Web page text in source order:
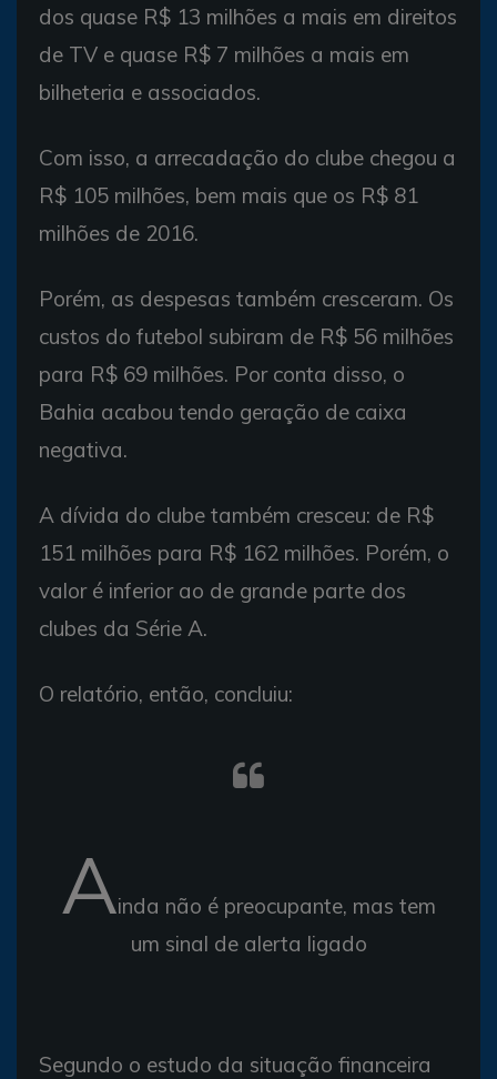
dos quase R$ 13 milhões a mais em direitos
de TV e quase R$ 7 milhões a mais em
bilheteria e associados.
Com isso, a arrecadação do clube chegou a
R$ 105 milhões, bem mais que os R$ 81
milhões de 2016.
Porém, as despesas também cresceram. Os
custos do futebol subiram de R$ 56 milhões
para R$ 69 milhões. Por conta disso, o
Bahia acabou tendo geração de caixa
negativa.
A dívida do clube também cresceu: de R$
151 milhões para R$ 162 milhões. Porém, o
valor é inferior ao de grande parte dos
clubes da Série A.
O relatório, então, concluiu:
Ainda não é preocupante, mas tem
um sinal de alerta ligado
Segundo o estudo da situação financeira